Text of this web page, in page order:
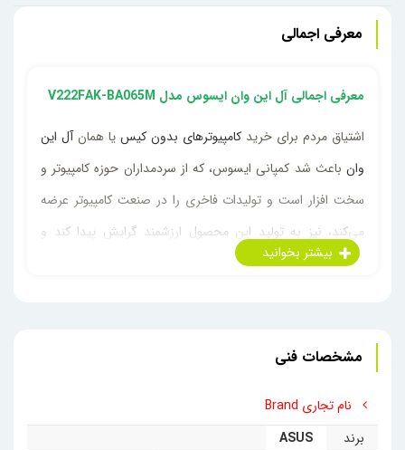
معرفی اجمالی
معرفی اجمالی آل این وان ایسوس مدل V222FAK-BA065M
اشتیاق مردم برای خرید کامپیوترهای بدون کیس یا همانآل این
وان باعث شد کمپانی ایسوس، که از سردمداران حوزه کامپیوتر و
سخت افزار است و تولیدات فاخری را در صنعت کامپیوتر عرضه
می‌کند، نیز به تولید این محصول ارزشمند گرایش پیدا کند و
امروزه یک دسته از محصولات پرفروش ایسوس،
جلب کرده‌اند. کامپیوتر‌هایی که فضای بسیار اندکی را اشغال می
مورد نیاز کاربر است را در خود جای داده‌اند.
مشخصات فنی
نام تجاری Brand
برند
ASUS